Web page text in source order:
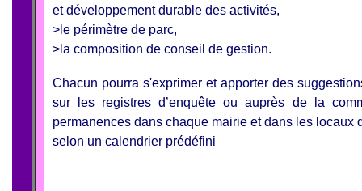
et développement durable des activités,
>le périmètre de parc,
>la composition de conseil de gestion.
Chacun pourra s'exprimer et apporter des
sur les registres d’enquête ou auprès de la
permanences dans chaque mairie et dans les locaux
selon un calendrier prédéfini